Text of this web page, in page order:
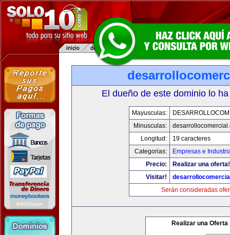
El dueño de este dominio lo
Mayusculas:
Minusculas:
Longitud:
19 caracteres
Categorias:
Empresas e
Precio:
Realizar una oferta!
Visitar!
Serán consideradas
Realizar una Oferta